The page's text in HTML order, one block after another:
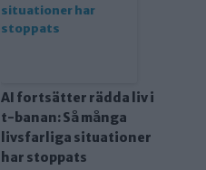
AI fortsätter rädda liv i
t-banan: Så många
livsfarliga situationer
har stoppats